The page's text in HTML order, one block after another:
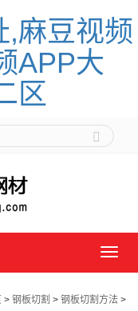
,麻豆视频
APP大
区
导
单
> 钢板切割 > 钢板切割方法 >